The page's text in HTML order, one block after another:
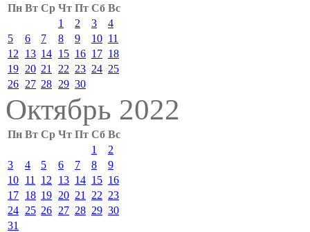
Пн Вт Ср Чт Пт Сб Вс
1
2 3
4
5
6 7 8 9 10 11
12
13 14 15 16 17 18
19 20 21 22 23 24 25
26 27 28 29 30
Октябрь 2022
Пн Вт Ср Чт Пт Сб Вс
1
2
3
4 5 6 7 8
9
10 11 12 13 14 15 16
17 18 19 20 21 22 23
24 25 26 27 28 29 30
31